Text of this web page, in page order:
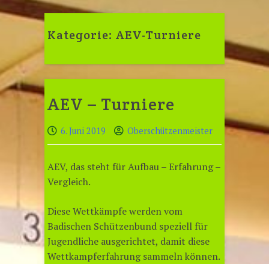
Kategorie: AEV-Turniere
AEV – Turniere
6. Juni 2019 Oberschützenmeister
AEV, das steht für Aufbau – Erfahrung –
Vergleich.
Diese Wettkämpfe werden vom
Badischen Schützenbund speziell für
Jugendliche ausgerichtet, damit diese
Wettkampferfahrung sammeln können.